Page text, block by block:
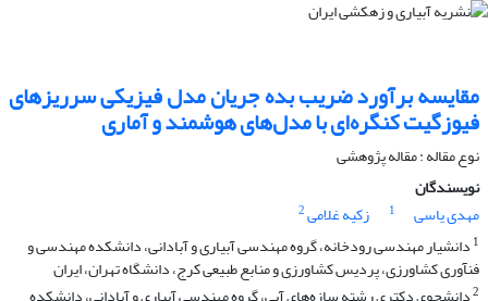
مقایسه برآورد ضریب بده جریان مدل فیزیکی سرریزهای
فیوزگیت کنگره‌ای با مدل‌های هوشمند و آماری
نوع مقاله : مقاله پژوهشی
نویسندگان
مهدی یاسی
1 زکیه غلامی2
1 دانشیار مهندسی رودخانه، گروه مهندسی آبیاری و آبادانی، دانشکده مهندسی و
فنآوری کشاورزی، پردیس کشاورزی و منابع طبیعی کرج، دانشگاه تهران، ایران
2